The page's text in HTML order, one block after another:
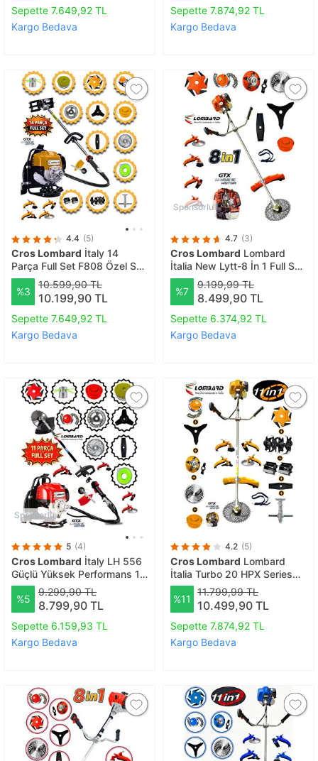
Sepette 7.649,92 TL
Kargo Bedava
Aparatı + Full Set Hediyeli
Sepette 7.874,92 TL
Kargo Bedava
4.4 (5)
Cros Lombard İtaly 14
Parça Full Set F808 Özel Seri
Sırt Tipi Tırpan Benzinli Ot
Çalı Çim Biçme Makinası
%3
10.599,90 TL
10.199,90 TL
Sepette 7.649,92 TL
Kargo Bedava
Sponsorlu
4.7 (3)
Cros Lombard Lombard
İtalia New Lytt-8 İn 1 Full Set
Hediyeli Yan Tipi 20HPX
Benzinli Motorlu Ot Çalı
Tırpanı Çim Biçme Makinesi
%7
9.199,99 TL
8.499,90 TL
Sepette 6.374,92 TL
Kargo Bedava
Sponsorlu
5 (4)
Cros Lombard İtaly LH 556
Güçlü Yüksek Performans 11
Parça Set Hediyeli Sırt Tipi
Tırpan Benzinli Ot Çalı Çim
Biçme Makinası
%5
9.299,90 TL
8.799,90 TL
Sepette 6.159,93 TL
Kargo Bedava
4.2 (5)
Cros Lombard Lombard
İtalia Turbo 20 HPX Series
Lyts-11 İn Yan Tipi Benzinli
Tırpan + Akrobat Çapa
Aparatı + Toprak Eşeleme
Aparatı + Full Set Hediyeli
%11
11.799,99 TL
10.499,90 TL
Sepette 7.874,92 TL
Kargo Bedava